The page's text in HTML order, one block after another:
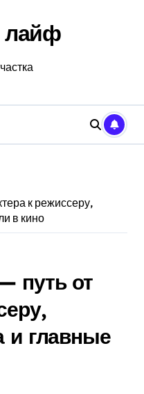
к режиссеру,
в кино
путь от
и главные